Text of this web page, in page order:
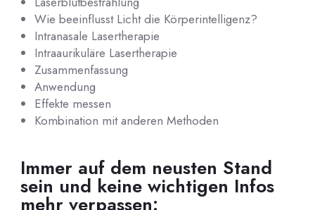
Wie beeinflusst Licht die Körperintelligenz?
Intranasale Lasertherapie
Intraaurikuläre Lasertherapie
Zusammenfassung
Anwendung
Effekte messen
Kombination mit anderen Methoden
Immer auf dem neusten Stand
sein und keine wichtigen Infos
mehr verpassen: